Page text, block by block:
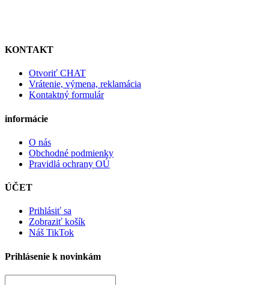
KONTAKT
Otvoriť CHAT
Vrátenie, výmena, reklamácia
Kontaktný formulár
informácie
O nás
Obchodné podmienky
Pravidlá ochrany OÚ
ÚČET
Prihlásiť sa
Zobraziť košík
Náš TikTok
Prihlásenie k novinkám